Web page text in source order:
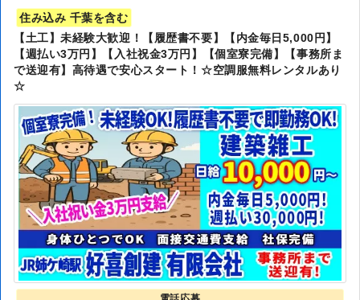
住み込み 千葉を含む
【土工】未経験大歓迎！【履歴書不要】【内金毎日5,000円】
【週払い3万円】【入社祝金3万円】【個室寮完備】【事務所ま
で送迎有】高待遇で安心スタート！☆空調服無料レンタルあり
☆